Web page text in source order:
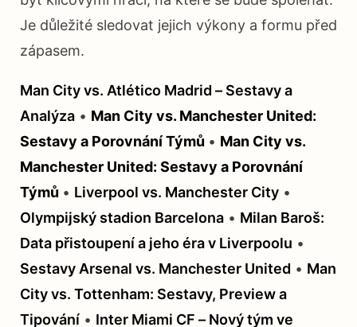
Je důležité sledovat jejich výkony a formu před
zápasem.
Man City vs. Atlético Madrid – Sestavy a
Analýza • Man City vs. Manchester United:
Sestavy a Porovnání Týmů • Man City vs.
Manchester United: Sestavy a Porovnání
Týmů • Liverpool vs. Manchester City •
Olympijský stadion Barcelona • Milan Baroš:
Data přistoupení a jeho éra v Liverpoolu •
Sestavy Arsenal vs. Manchester United • Man
City vs. Tottenham: Sestavy, Preview a
Tipování • Inter Miami CF – Nový tým ve